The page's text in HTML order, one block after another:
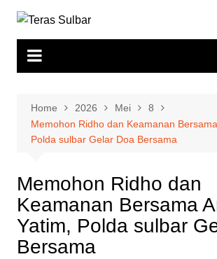
content
Home 2026 Mei
8
Memohon Ridho dan Keamanan
Polda sulbar Gelar Doa Bersama
Memohon Ridho dan
Keamanan Bersama
Yatim, Polda sulbar
Bersama